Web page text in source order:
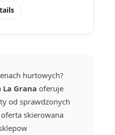
hurtowych?
La Grana oferuje
od sprawdzonych
skierowana